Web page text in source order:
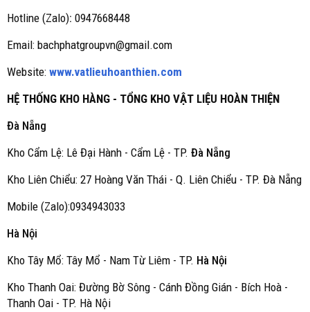
Hotline (Zalo): 0947668448
Email: bachphatgroupvn@gmail.com
Website: www.vatlieuhoanthien.com
HỆ THỐNG KHO HÀNG - TỔNG KHO VẬT LIỆU HOÀN THIỆN
Đà Nẵng
Kho Cẩm Lệ: Lê Đại Hành - Cẩm Lệ - TP. Đà Nẵng
Kho Liên Chiểu: 27 Hoàng Văn Thái - Q. Liên Chiểu - TP. Đà Nẵng
Mobile (Zalo):0934943033
Hà Nội
Kho Tây Mổ: Tây Mổ - Nam Từ Liêm - TP. Hà Nội
Kho Thanh Oai: Đường Bờ Sông - Cánh Đồng Gián - Bích Hoà -
Thanh Oai - TP. Hà Nội